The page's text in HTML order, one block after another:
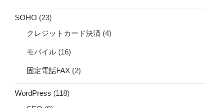
SOHO (23)
クレジットカード決済 (4)
モバイル (16)
固定電話FAX (2)
WordPress (118)